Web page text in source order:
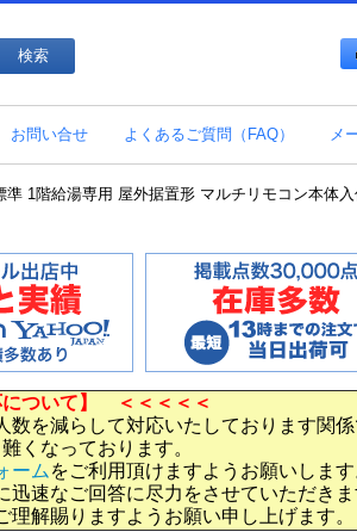
お問い合せ よくあるご質問（FAQ） メ
1階給湯専用 屋外据置形 マルチリモコン本体入
ついて】 ＜＜＜＜＜
数を減らして対応いたしております関
くなっております。
ーム をご利用頂けますようお願いします
速なご回答に尽力をさせていただきま
解賜りますようお願い申し上げます。